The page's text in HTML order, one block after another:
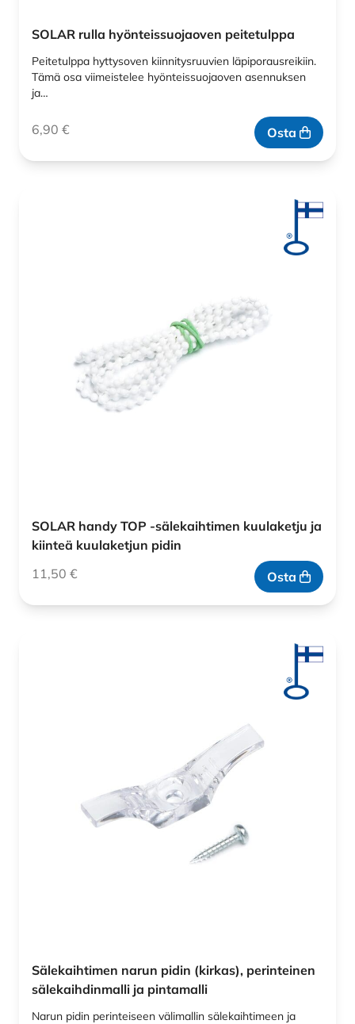
SOLAR rulla hyönteissuojaoven peitetulppa
Peitetulppa hyttysoven kiinnitysruuvien läpiporausreikiin.
Tämä osa viimeistelee hyönteissuojaoven asennuksen
ja…
6,90 € Osta
SOLAR handy TOP -sälekaihtimen kuulaketju ja
kiinteä kuulaketjun pidin
11,50 € Osta
Sälekaihtimen narun pidin (kirkas), perinteinen
sälekaihdinmalli ja pintamalli
Narun pidin perinteiseen välimallin sälekaihtimeen ja